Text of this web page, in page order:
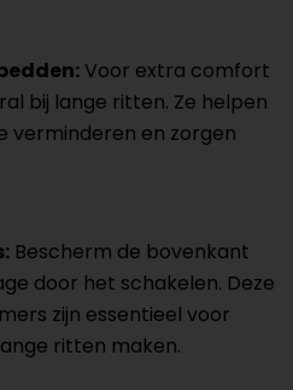
Voor extra comfort
bij lange ritten. Ze helpen
verminderen en zorgen
Bescherm de bovenkant
door het schakelen. Deze
zijn essentieel voor
ritten maken.